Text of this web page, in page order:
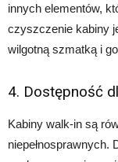
innych elementów,
czyszczenie kabiny
wilgotną szmatką i
4. Dostępność
Kabiny walk-in są
niepełnosprawnych.